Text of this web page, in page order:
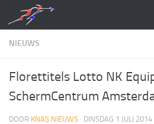
Doorgaan naar inhoud
NIEUWS
Florettitels Lotto NK
SchermCentrum
DOOR KNAS NIEUWS · DINSDAG 1 JULI 2014